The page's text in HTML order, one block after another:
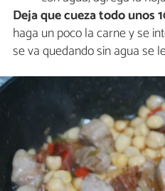
Deja que cueza todo unos
haga un poco la carne y se
se va quedando sin agua se